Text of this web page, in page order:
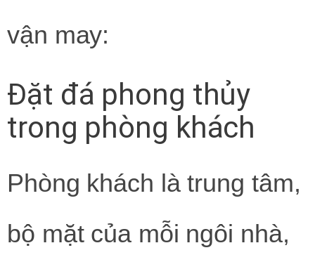
vận may:
Đặt đá phong thủy
trong phòng khách
Phòng khách là trung tâm,
bộ mặt của mỗi ngôi nhà,